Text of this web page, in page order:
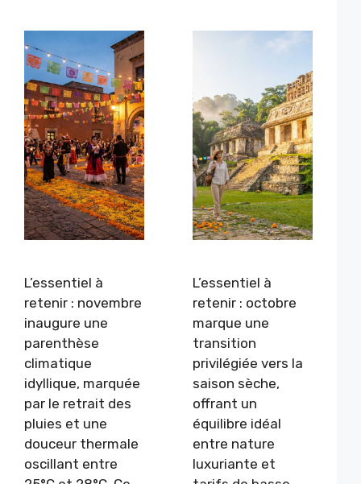
L’essentiel à
retenir : novembre
inaugure une
parenthèse
climatique
idyllique, marquée
par le retrait des
pluies et une
douceur thermale
oscillant entre
L’essentiel à
retenir : octobre
marque une
transition
privilégiée vers la
saison sèche,
offrant un
équilibre idéal
entre nature
luxuriante et